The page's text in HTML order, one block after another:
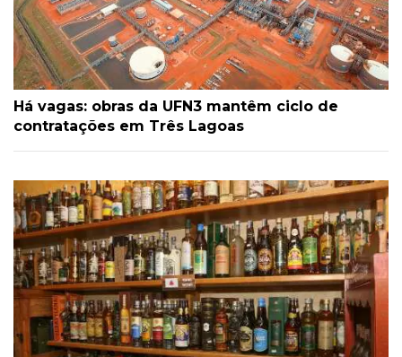
Há vagas: obras da UFN3 mantêm ciclo de
contratações em Três Lagoas